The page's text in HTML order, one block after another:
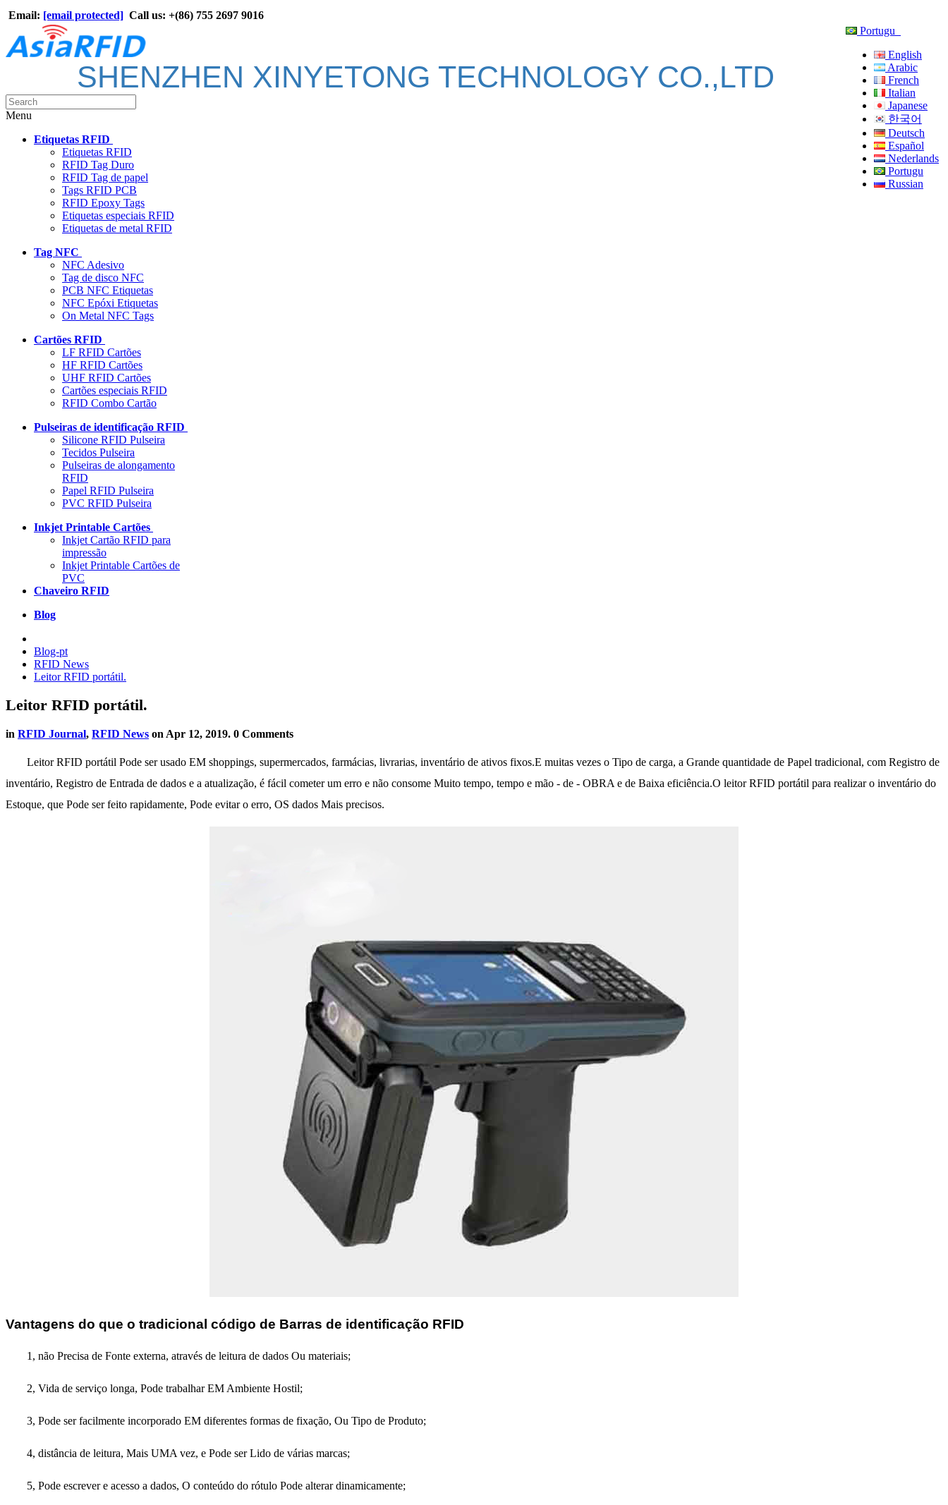
Email: [email protected] Call us: +(86) 755 2697 9016
Portugu
English
Arabic
French
Italian
Japanese
한국어
Deutsch
Español
Nederlands
Portugu
Russian
SHENZHEN XINYETONG TECHNOLOGY CO.,LTD
Menu
Etiquetas RFID
Etiquetas RFID
RFID Tag Duro
RFID Tag de papel
Tags RFID PCB
RFID Epoxy Tags
Etiquetas especiais RFID
Etiquetas de metal RFID
Tag NFC
NFC Adesivo
Tag de disco NFC
PCB NFC Etiquetas
NFC Epóxi Etiquetas
On Metal NFC Tags
Cartões RFID
LF RFID Cartões
HF RFID Cartões
UHF RFID Cartões
Cartões especiais RFID
RFID Combo Cartão
Pulseiras de identificação RFID
Silicone RFID Pulseira
Tecidos Pulseira
Pulseiras de alongamento
RFID
Papel RFID Pulseira
PVC RFID Pulseira
Inkjet Printable Cartões
Inkjet Cartão RFID para
impressão
Inkjet Printable Cartões de
PVC
Chaveiro RFID
Blog
Blog-pt
RFID News
Leitor RFID portátil.
Leitor RFID portátil.
in RFID Journal, RFID News on Apr 12, 2019. 0 Comments
Leitor RFID portátil Pode ser usado EM shoppings, supermercados, farmácias, livrarias, inventário de ativos fixos.E muitas vezes o Tipo de carga, a Grande quantidade de Papel tradicional, com Registro de
inventário, Registro de Entrada de dados e a atualização, é fácil cometer um erro e não consome Muito tempo, tempo e mão - de - OBRA e de Baixa eficiência.O leitor RFID portátil para realizar o inventário do
Estoque, que Pode ser feito rapidamente, Pode evitar o erro, OS dados Mais precisos.
Vantagens do que o tradicional código de Barras de identificação RFID
1, não Precisa de Fonte externa, através de leitura de dados Ou materiais;
2, Vida de serviço longa, Pode trabalhar EM Ambiente Hostil;
3, Pode ser facilmente incorporado EM diferentes formas de fixação, Ou Tipo de Produto;
4, distância de leitura, Mais UMA vez, e Pode ser Lido de várias marcas;
5, Pode escrever e acesso a dados, O conteúdo do rótulo Pode alterar dinamicamente;